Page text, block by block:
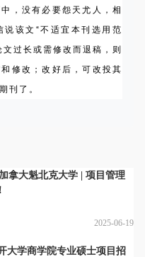
，没有必要怨天尤人，相
该文“不适宜本刊选用范
过长或需修改而退稿，则
修改；改好后，可改投其
刊了。
拿大魁北克大学 | 项目管理
2025-06-19
大学商学院专业硕士项目招